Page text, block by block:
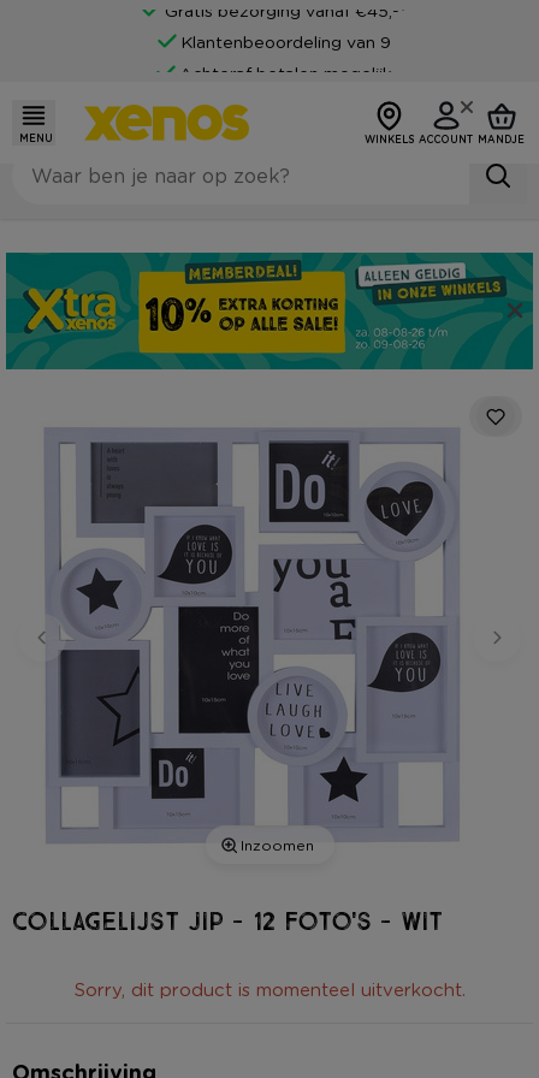
Gratis bezorging vanaf €45,-*
Klantenbeoordeling van 9
Achteraf betalen mogelijk
MENU WINKELS ACCOUNT MANDJE
Inzoomen
Collagelijst Jip - 12 foto's - wit
Sorry, dit product is momenteel uitverkocht.
Omschrijving